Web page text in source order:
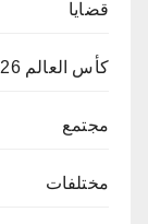
قضايا
كأس العالم 2026
مجتمع
مختلفات